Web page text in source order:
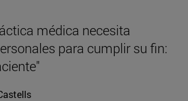
médica necesita
para cumplir su fin: